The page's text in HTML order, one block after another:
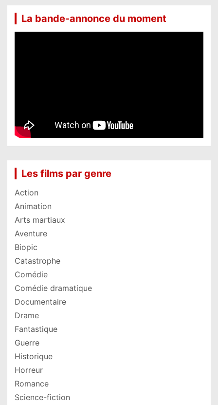
La bande-annonce du moment
Les films par genre
Action
Animation
Arts martiaux
Aventure
Biopic
Catastrophe
Comédie
Comédie dramatique
Documentaire
Drame
Fantastique
Guerre
Historique
Horreur
Romance
Science-fiction